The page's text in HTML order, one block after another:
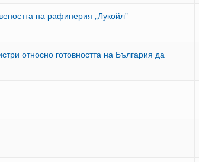
на рафинерия „Лукойл"
относно готовността на България да